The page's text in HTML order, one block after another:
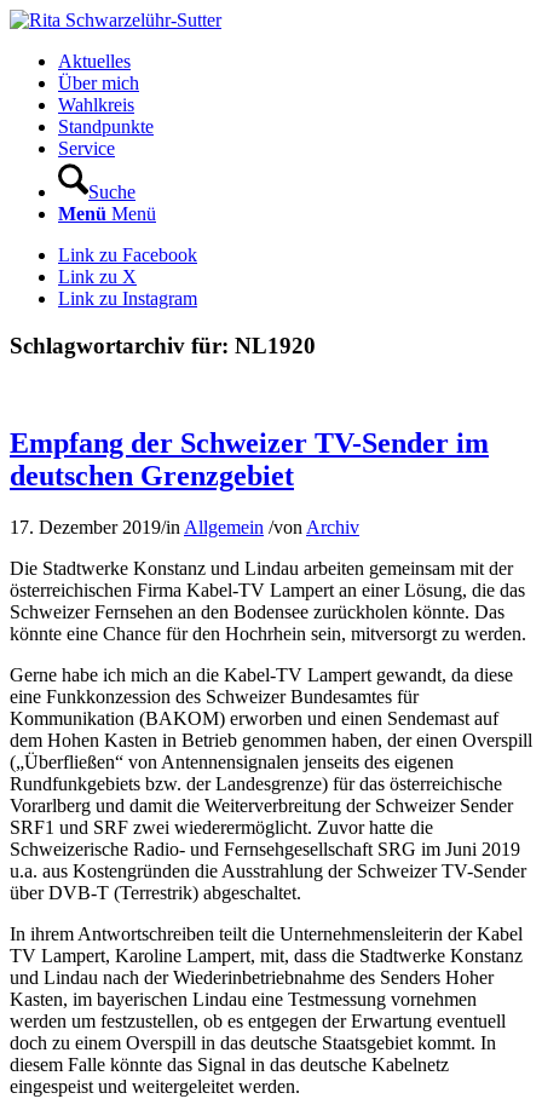
Aktuelles
Über mich
Wahlkreis
Standpunkte
Service
Suche
Menü Menü
Link zu Facebook
Link zu X
Link zu Instagram
Schlagwortarchiv für: NL1920
Empfang der Schweizer TV-Sender im
deutschen Grenzgebiet
17. Dezember 2019/in Allgemein /von Archiv
Die Stadtwerke Konstanz und Lindau arbeiten gemeinsam mit der
österreichischen Firma Kabel-TV Lampert an einer Lösung, die das
Schweizer Fernsehen an den Bodensee zurückholen könnte. Das
könnte eine Chance für den Hochrhein sein, mitversorgt zu werden.
Gerne habe ich mich an die Kabel-TV Lampert gewandt, da diese
eine Funkkonzession des Schweizer Bundesamtes für
Kommunikation (BAKOM) erworben und einen Sendemast auf
dem Hohen Kasten in Betrieb genommen haben, der einen Overspill
(„Überfließen“ von Antennensignalen jenseits des eigenen
Rundfunkgebiets bzw. der Landesgrenze) für das österreichische
Vorarlberg und damit die Weiterverbreitung der Schweizer Sender
SRF1 und SRF zwei wiederermöglicht. Zuvor hatte die
Schweizerische Radio- und Fernsehgesellschaft SRG im Juni 2019
u.a. aus Kostengründen die Ausstrahlung der Schweizer TV-Sender
über DVB-T (Terrestrik) abgeschaltet.
In ihrem Antwortschreiben teilt die Unternehmensleiterin der Kabel
TV Lampert, Karoline Lampert, mit, dass die Stadtwerke Konstanz
und Lindau nach der Wiederinbetriebnahme des Senders Hoher
Kasten, im bayerischen Lindau eine Testmessung vornehmen
werden um festzustellen, ob es entgegen der Erwartung eventuell
doch zu einem Overspill in das deutsche Staatsgebiet kommt. In
diesem Falle könnte das Signal in das deutsche Kabelnetz
eingespeist und weitergeleitet werden.